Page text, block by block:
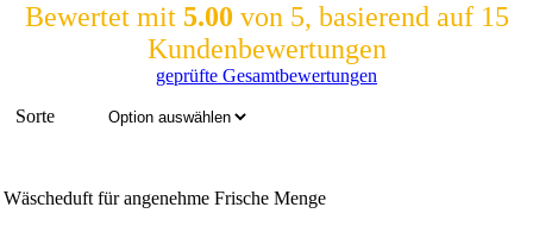
Bewertet mit 5.00 von 5, basierend auf 15
Kundenbewertungen
geprüfte Gesamtbewertungen
Sorte
für angenehme Frische Menge